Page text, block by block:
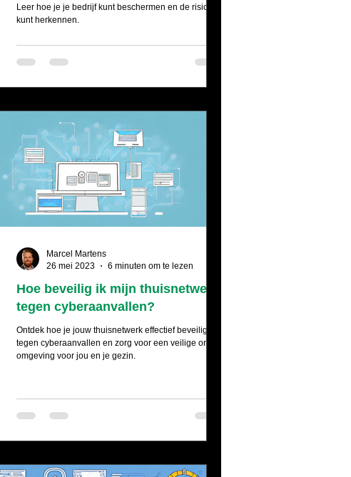
Leer hoe je je bedrijf kunt beschermen en de risico's
kunt herkennen.
Hoe beveilig ik mijn thuisnetwerk
tegen cyberaanvallen?
Ontdek hoe je jouw thuisnetwerk effectief beveiligt
tegen cyberaanvallen en zorg voor een veilige online
omgeving voor jou en je gezin.
Marcel Martens
26 mei 2023
6 minuten om te lezen